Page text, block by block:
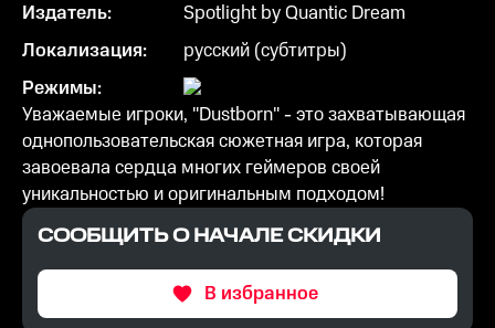
Издатель:
Spotlight by Quantic Dream
Локализация:
русский (субтитры)
Режимы:
Уважаемые игроки, "Dustborn" - это захватывающая
однопользовательская сюжетная игра, которая
завоевала сердца многих геймеров своей
уникальностью и оригинальным подходом!
СООБЩИТЬ О НАЧАЛЕ СКИДКИ
В избранное